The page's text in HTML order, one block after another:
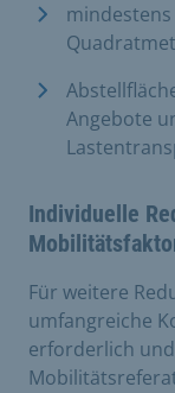
Angebote
Individuelle
Für weitere
umfangreiche
erforderlich